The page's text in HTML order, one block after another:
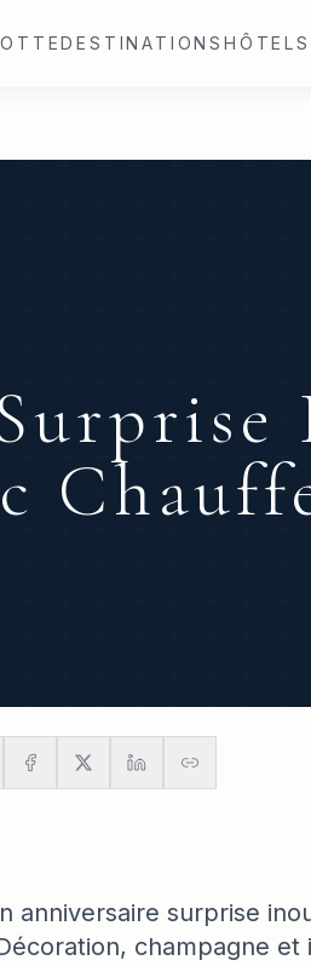
DESTINATIONS HÔTELS
anniversaire surprise
champagne